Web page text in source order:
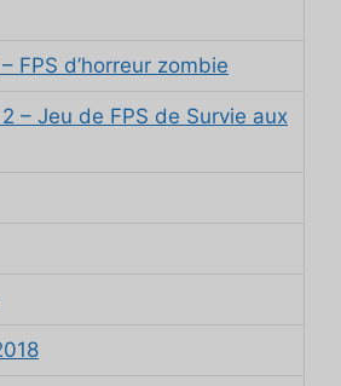
FPS d’horreur zombie
2 – Jeu de FPS de Survie aux